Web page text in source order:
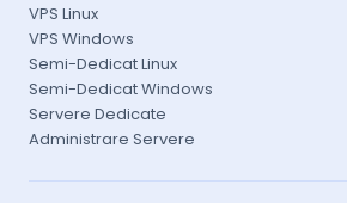
VPS Linux
VPS Windows
Semi-Dedicat Linux
Semi-Dedicat Windows
Servere Dedicate
Administrare Servere